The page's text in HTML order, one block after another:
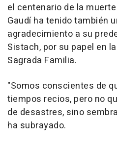
el centenario de la
Gaudí ha tenido también
agradecimiento a su
Sistach, por su papel en
Sagrada Familia.
"Somos conscientes de
tiempos recios, pero no
de desastres, sino
ha subrayado.